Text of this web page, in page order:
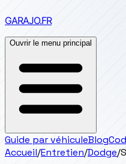
GARAJO.FR
Ouvrir le menu principal
Guide par véhiculeBlog
Accueil/Entretien/Dodge/